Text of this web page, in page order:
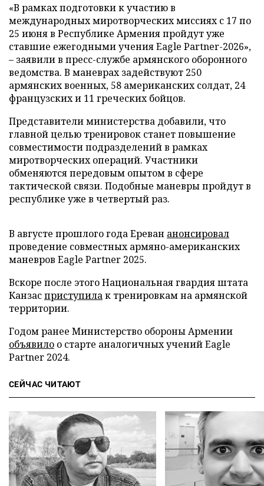
«В рамках подготовки к участию в
международных миротворческих миссиях с 17 по
25 июня в Республике Армения пройдут уже
ставшие ежегодными учения Eagle Partner-2026»,
– заявили в пресс-службе армянского оборонного
ведомства. В маневрах задействуют 250
армянских военных, 58 американских солдат, 24
французских и 11 греческих бойцов.
Представители министерства добавили, что
главной целью тренировок станет повышение
совместимости подразделений в рамках
миротворческих операций. Участники
обменяются передовым опытом в сфере
тактической связи. Подобные маневры пройдут в
республике уже в четвертый раз.
В августе прошлого года Ереван анонсировал
проведение совместных армяно-американских
маневров Eagle Partner 2025.
Вскоре после этого Национальная гвардия штата
Канзасприступилак тренировкам на армянской
территории.
Годом ранее Министерство обороны Армении
объявило о старте аналогичных учений Eagle
Partner 2024.
СЕЙЧАС ЧИТАЮТ